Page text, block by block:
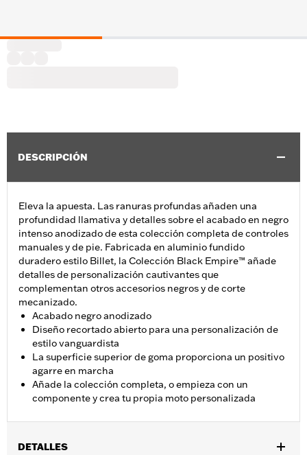
DESCRIPCIÓN
Eleva la apuesta. Las ranuras profundas añaden una
profundidad llamativa y detalles sobre el acabado en negro
intenso anodizado de esta colección completa de controles
manuales y de pie. Fabricada en aluminio fundido
duradero estilo Billet, la Colección Black Empire™ añade
detalles de personalización cautivantes que
complementan otros accesorios negros y de corte
mecanizado.
Acabado negro anodizado
Diseño recortado abierto para una personalización de
estilo vanguardista
La superficie superior de goma proporciona un positivo
agarre en marcha
Añade la colección completa, o empieza con un
componente y crea tu propia moto personalizada
DETALLES